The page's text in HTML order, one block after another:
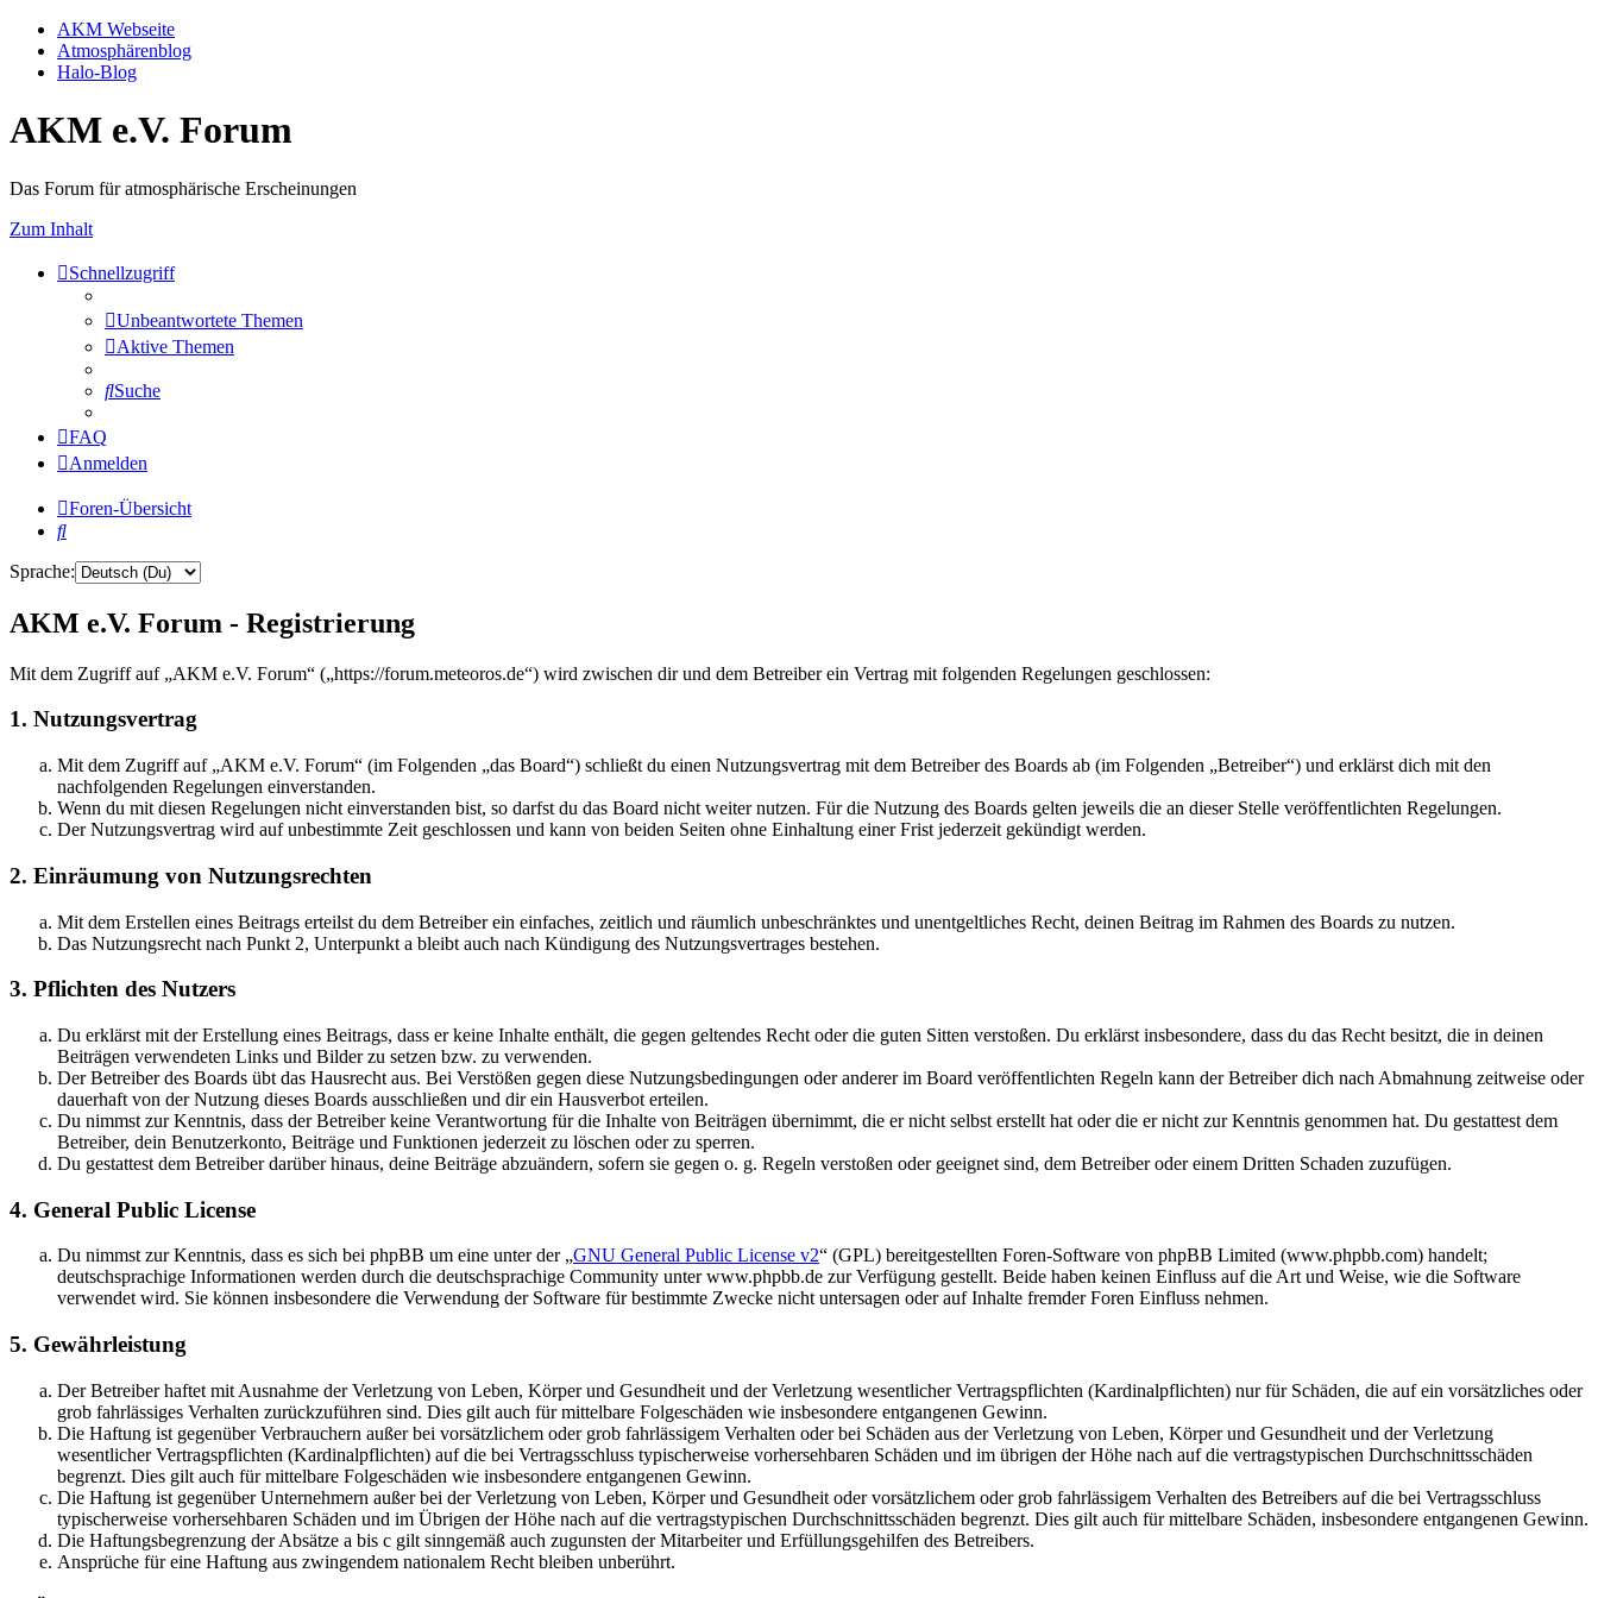
AKM Webseite
Atmosphärenblog
Halo-Blog
AKM e.V. Forum
Das Forum für atmosphärische Erscheinungen
Zum Inhalt
Schnellzugriff
Unbeantwortete Themen
Aktive Themen
Suche
FAQ
Anmelden
Foren-Übersicht
Suche
Sprache:
AKM e.V. Forum - Registrierung
Mit dem Zugriff auf „AKM e.V. Forum“ („https://forum.meteoros.de“) wird zwischen dir und dem Betreiber ein Vertrag mit folgenden Regelungen geschlossen:
1. Nutzungsvertrag
Mit dem Zugriff auf „AKM e.V. Forum“ (im Folgenden „das Board“) schließt du einen Nutzungsvertrag mit dem Betreiber des Boards ab (im Folgenden „Betreiber“) und erklärst dich mit den
nachfolgenden Regelungen einverstanden.
Wenn du mit diesen Regelungen nicht einverstanden bist, so darfst du das Board nicht weiter nutzen. Für die Nutzung des Boards gelten jeweils die an dieser Stelle veröffentlichten Regelungen.
Der Nutzungsvertrag wird auf unbestimmte Zeit geschlossen und kann von beiden Seiten ohne Einhaltung einer Frist jederzeit gekündigt werden.
2. Einräumung von Nutzungsrechten
Mit dem Erstellen eines Beitrags erteilst du dem Betreiber ein einfaches, zeitlich und räumlich unbeschränktes und unentgeltliches Recht, deinen Beitrag im Rahmen des Boards zu nutzen.
Das Nutzungsrecht nach Punkt 2, Unterpunkt a bleibt auch nach Kündigung des Nutzungsvertrages bestehen.
3. Pflichten des Nutzers
Du erklärst mit der Erstellung eines Beitrags, dass er keine Inhalte enthält, die gegen geltendes Recht oder die guten Sitten verstoßen. Du erklärst insbesondere, dass du das Recht besitzt, die in deinen
Beiträgen verwendeten Links und Bilder zu setzen bzw. zu verwenden.
Der Betreiber des Boards übt das Hausrecht aus. Bei Verstößen gegen diese Nutzungsbedingungen oder anderer im Board veröffentlichten Regeln kann der Betreiber dich nach Abmahnung zeitweise oder
dauerhaft von der Nutzung dieses Boards ausschließen und dir ein Hausverbot erteilen.
Du nimmst zur Kenntnis, dass der Betreiber keine Verantwortung für die Inhalte von Beiträgen übernimmt, die er nicht selbst erstellt hat oder die er nicht zur Kenntnis genommen hat. Du gestattest dem
Betreiber, dein Benutzerkonto, Beiträge und Funktionen jederzeit zu löschen oder zu sperren.
Du gestattest dem Betreiber darüber hinaus, deine Beiträge abzuändern, sofern sie gegen o. g. Regeln verstoßen oder geeignet sind, dem Betreiber oder einem Dritten Schaden zuzufügen.
4. General Public License
Du nimmst zur Kenntnis, dass es sich bei phpBB um eine unter der „GNU General Public License v2“ (GPL) bereitgestellten Foren-Software von phpBB Limited (www.phpbb.com) handelt;
deutschsprachige Informationen werden durch die deutschsprachige Community unter www.phpbb.de zur Verfügung gestellt. Beide haben keinen Einfluss auf die Art und Weise, wie die Software
verwendet wird. Sie können insbesondere die Verwendung der Software für bestimmte Zwecke nicht untersagen oder auf Inhalte fremder Foren Einfluss nehmen.
5. Gewährleistung
Der Betreiber haftet mit Ausnahme der Verletzung von Leben, Körper und Gesundheit und der Verletzung wesentlicher Vertragspflichten (Kardinalpflichten) nur für Schäden, die auf ein vorsätzliches oder
grob fahrlässiges Verhalten zurückzuführen sind. Dies gilt auch für mittelbare Folgeschäden wie insbesondere entgangenen Gewinn.
Die Haftung ist gegenüber Verbrauchern außer bei vorsätzlichem oder grob fahrlässigem Verhalten oder bei Schäden aus der Verletzung von Leben, Körper und Gesundheit und der Verletzung
wesentlicher Vertragspflichten (Kardinalpflichten) auf die bei Vertragsschluss typischerweise vorhersehbaren Schäden und im übrigen der Höhe nach auf die vertragstypischen Durchschnittsschäden
begrenzt. Dies gilt auch für mittelbare Folgeschäden wie insbesondere entgangenen Gewinn.
Die Haftung ist gegenüber Unternehmern außer bei der Verletzung von Leben, Körper und Gesundheit oder vorsätzlichem oder grob fahrlässigem Verhalten des Betreibers auf die bei Vertragsschluss
typischerweise vorhersehbaren Schäden und im Übrigen der Höhe nach auf die vertragstypischen Durchschnittsschäden begrenzt. Dies gilt auch für mittelbare Schäden, insbesondere entgangenen Gewinn.
Die Haftungsbegrenzung der Absätze a bis c gilt sinngemäß auch zugunsten der Mitarbeiter und Erfüllungsgehilfen des Betreibers.
Ansprüche für eine Haftung aus zwingendem nationalem Recht bleiben unberührt.